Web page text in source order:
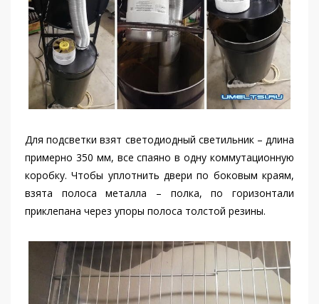
Для подсветки взят светодиодный светильник – длина
примерно 350 мм, все спаяно в одну коммутационную
коробку. Чтобы уплотнить двери по боковым краям,
взята полоса металла – полка, по горизонтали
приклепана через упоры полоса толстой резины.